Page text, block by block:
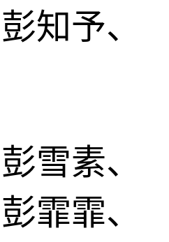
知予、
雪素、
霏霏、